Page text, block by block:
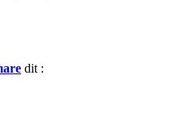
dit :